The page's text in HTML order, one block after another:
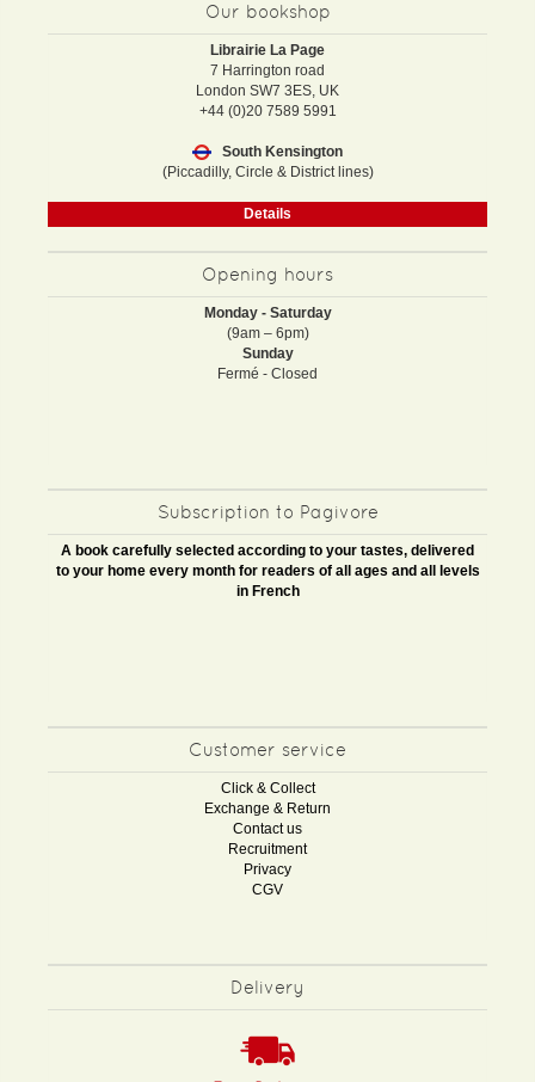
Our bookshop
Librairie La Page
7 Harrington road
London SW7 3ES, UK
+44 (0)20 7589 5991
South Kensington
(Piccadilly, Circle & District lines)
Details
Opening hours
Monday - Saturday
(9am – 6pm)
Sunday
Fermé - Closed
Subscription to Pagivore
A book carefully selected according to your tastes, delivered
to your home every month for readers of all ages and all levels
in French
Customer service
Click & Collect
Exchange & Return
Contact us
Recruitment
Privacy
CGV
Delivery